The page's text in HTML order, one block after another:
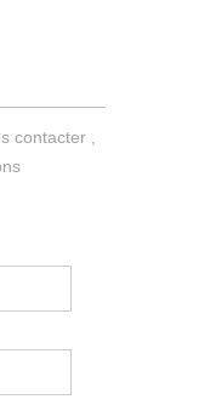
contacter ,